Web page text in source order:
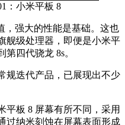
：小米平板 8
，强大的性能是基础。这也
舰级处理器，即便是小米平
四代骁龙 8s。
规迭代产品，已展现出不少
平板 8 屏幕有所不同，采用
过纳米刻蚀在屏幕表面形成